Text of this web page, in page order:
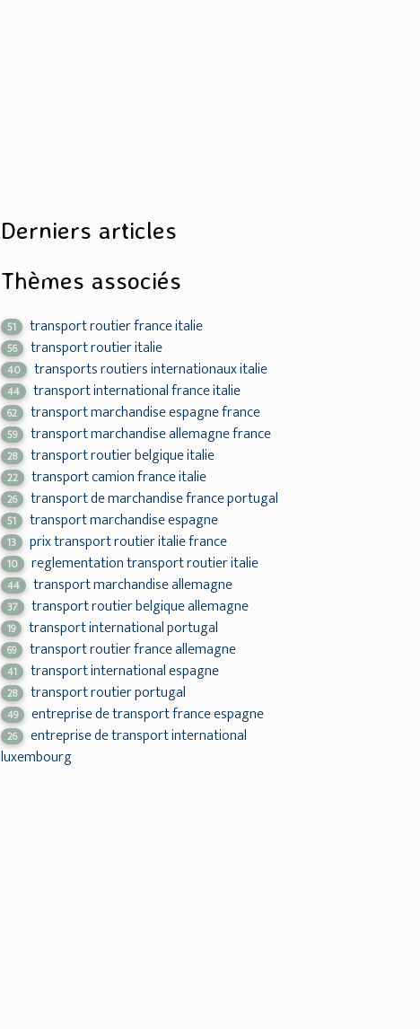
Derniers articles
Thèmes associés
51 transport routier france italie
56 transport routier italie
40 transports routiers internationaux italie
44 transport international france italie
62 transport marchandise espagne france
59 transport marchandise allemagne france
28 transport routier belgique italie
22 transport camion france italie
26 transport de marchandise france portugal
51 transport marchandise espagne
13 prix transport routier italie france
10 reglementation transport routier italie
44 transport marchandise allemagne
37 transport routier belgique allemagne
19 transport international portugal
69 transport routier france allemagne
41 transport international espagne
28 transport routier portugal
49 entreprise de transport france espagne
26
entreprise de transport international
luxembourg